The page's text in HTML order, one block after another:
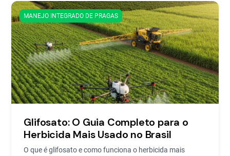
MANEJO INTEGRADO DE PRAGAS
Glifosato: O Guia Completo para o
Herbicida Mais Usado no Brasil
O que é glifosato e como funciona o herbicida mais